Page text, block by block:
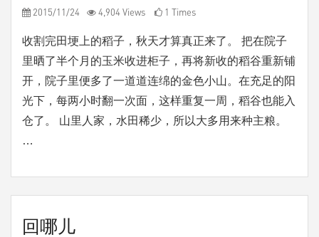
2015/11/24 4,904 Views 1 Times
收割完田埂上的稻子，秋天才算真正来了。 把在院子
里晒了半个月的玉米收进柜子，再将新收的稻谷重新铺
开，院子里便多了一道道连绵的金色小山。在充足的阳
光下，每两小时翻一次面，这样重复一周，稻谷也能入
仓了。 山里人家，水田稀少，所以大多用来种主粮。
…
回哪儿